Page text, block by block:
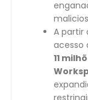
A partir
acesso
11